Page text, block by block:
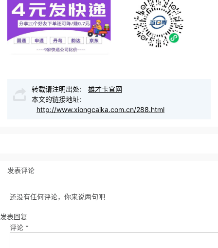
转载请注明出处:
雄才卡官网
本文的链接地址:
http://www.xiongcaika.com.cn/288.html
发表评论
还没有任何评论，你来说两句吧
发表回复
评论 *